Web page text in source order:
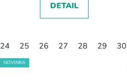
DETAIL
24 25 26 27 28 29 30
NOVINKA